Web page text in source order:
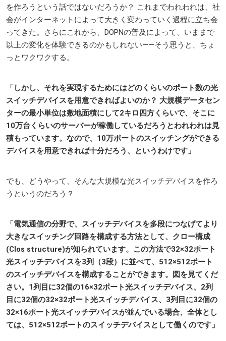
を作ろうという話ではないだろうか？ これまでわれわれは、社
会がインターネットによって大きく変わっていく過程に立ち会
ってきた。さらにこれから、DOPNの普及によって、いままで
以上の変化を体験できるのかもしれない——そう思うと、ちょ
っとワクワクする。
「しかし、それを実現するためにはどのくらいのポート数の光
スイッチデバイスを用意できればよいのか？ 大規模データセン
ターの最小単位は敷地面積にして2キロ四方くらいで、そこに
10万台くらいのサーバーが稼働しているだろうとわれわれは見
積もっています。なので、10万ポートのスイッチングができる
デバイスを用意できれば十分だろう、というわけです」
でも、どうやって、そんな大規模な光スイッチデバイスを作ろ
うというのだろう？
「電気通信の分野で、スイッチデバイスを多段につなげてより
大きなスイッチング回路を構成する方法として、クロー構成
(Clos structure)が知られています。この方法で32×32ポート
光スイッチデバイスを3列（3段）に並べて、512×512ポート
のスイッチデバイスを構成することができます。図を見てくだ
さい。1列目に32個の16×32ポート光スイッチデバイス、2列
目に32個の32×32ポート光スイッチデバイス、3列目に32個の
32×16ポート光スイッチデバイスが並んでいる場合、全体とし
ては、512×512ポートのスイッチデバイスとして働くのです」